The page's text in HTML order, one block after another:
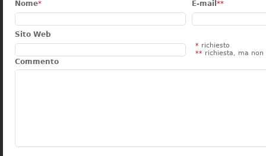
Nome* E-mail **
Sito Web
* richiesto
** richiesta, ma non
Commento